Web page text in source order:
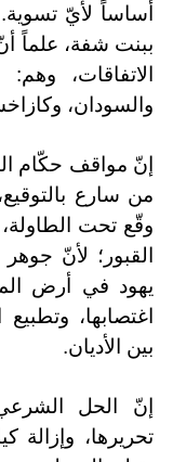
أساساً لأيّ
ببنت شفة، علماً
الاتفاقات، وهم:
والسودان،
إنّ مواقف حكّام
من سارع
وقّع تحت
القبور؛ لأنّ جوهر
يهود في أرض
اغتصابها،
بين الأديان.
إنّ الحل
تحريرها، وإزالة